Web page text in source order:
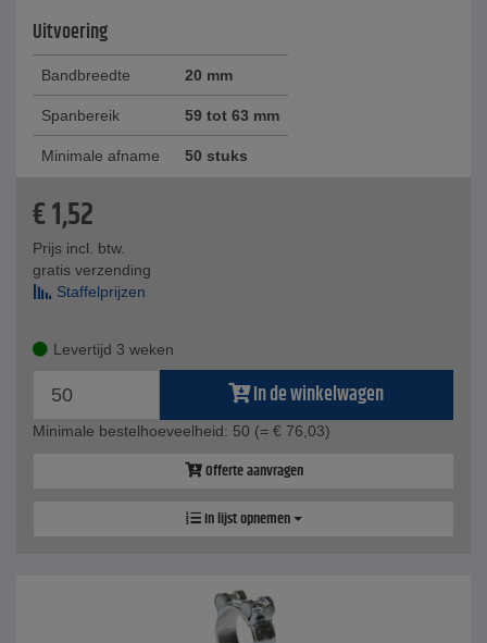
Uitvoering
Bandbreedte 20 mm
Spanbereik 59 tot 63 mm
Minimale afname 50 stuks
€1,52
Prijs incl. btw.
gratis verzending
Staffelprijzen
Levertijd 3 weken
In de winkelwagen
Minimale bestelhoeveelheid: 50 (= € 76,03)
Offerte aanvragen
In lijst opnemen